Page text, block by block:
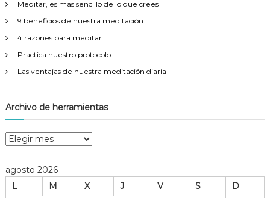
:
Meditar, es más sencillo de lo que crees
9 beneficios de nuestra meditación
4 razones para meditar
Practica nuestro protocolo
Las ventajas de nuestra meditación diaria
Archivo de herramientas
A
h
agosto 2026
L
M X J V S
D